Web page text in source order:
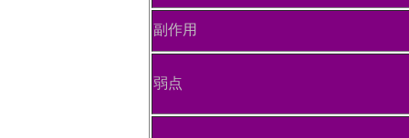
副作用
弱点